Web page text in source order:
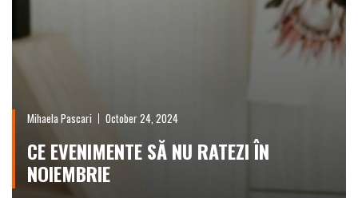
Mihaela Pascari October 24, 2024
CE EVENIMENTE SĂ NU RATEZI ÎN
NOIEMBRIE